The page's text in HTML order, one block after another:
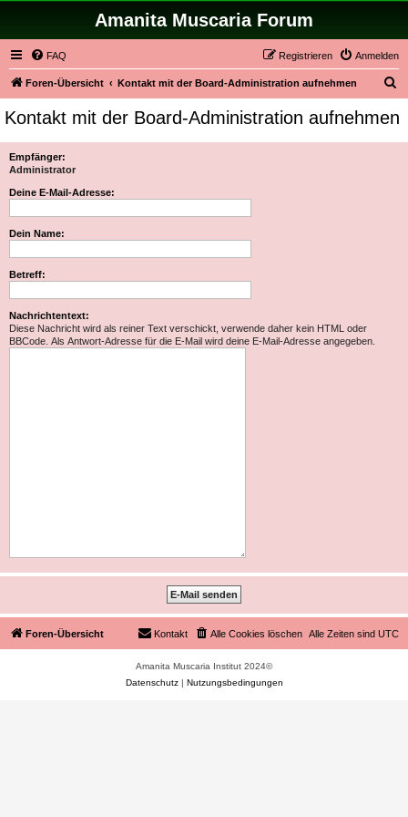
Amanita Muscaria Forum
FAQ Anmelden
Registrieren
Foren-Übersicht Kontakt mit der Board-Administration aufnehmen
c
Kontakt mit der Board-Administration aufnehmen
Empfänger:
Administrator
Deine E-Mail-Adresse:
Dein Name:
Betreff:
Nachrichtentext:
Diese Nachricht wird als reiner Text verschickt, verwende daher kein HTML oder
BBCode. Als Antwort-Adresse für die E-Mail wird deine E-Mail-Adresse angegeben.
Foren-Übersicht Alle Zeiten sind UTC
Alle Cookies löschen
Kontakt
Amanita Muscaria Institut 2024©
Datenschutz| Nutzungsbedingungen